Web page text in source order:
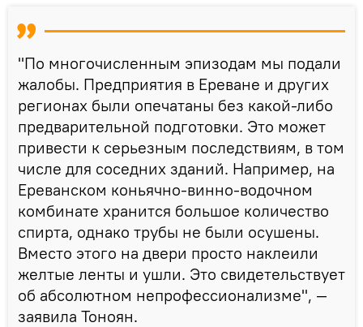
"По многочисленным эпизодам мы подали
жалобы. Предприятия в Ереване и других
регионах были опечатаны без какой-либо
предварительной подготовки. Это может
привести к серьезным последствиям, в том
числе для соседних зданий. Например, на
Ереванском коньячно-винно-водочном
комбинате хранится большое количество
спирта, однако трубы не были осушены.
Вместо этого на двери просто наклеили
желтые ленты и ушли. Это свидетельствует
об абсолютном непрофессионализме", —
заявила Тоноян.